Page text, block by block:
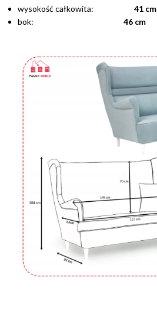
wysokość całkowita: 41 cm
bok:
46 cm